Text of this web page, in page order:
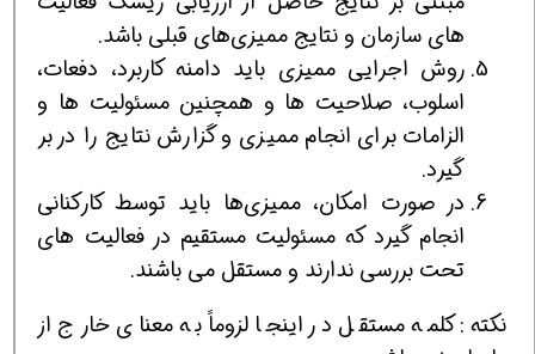
های سازمان و نتایج ممیزی‌های قبلی باشد.
روش اجرایی ممیزی باید دامنه کاربرد، دفعات،
اسلوب، صلاحیت ها و همچنین مسئولیت ها و
الزامات برای انجام ممیزی و گزارش نتایج را در بر
گیرد.
در صورت امکان، ممیزی‌ها باید توسط کارکنانی
انجام گیرد که مسئولیت مستقیم در فعالیت های
تحت بررسی ندارند و مستقل می باشند.
نکته: کلمه مستقل در اینجا لزوماً به معنای خارج از